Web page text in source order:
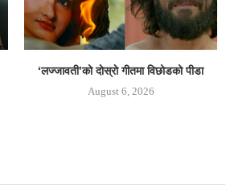
‘लज्जावती’को दाेस्राे गीतमा विछोडको पीडा
August 6, 2026